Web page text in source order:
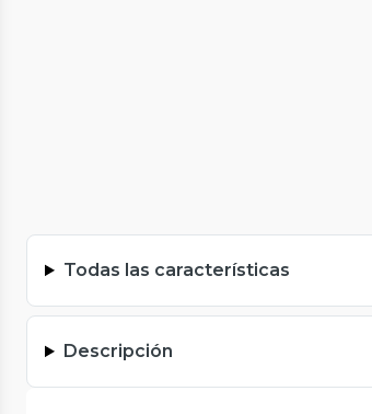
Todas las características
Descripción